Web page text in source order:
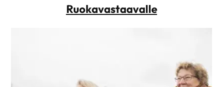
Ruokavastaavalle